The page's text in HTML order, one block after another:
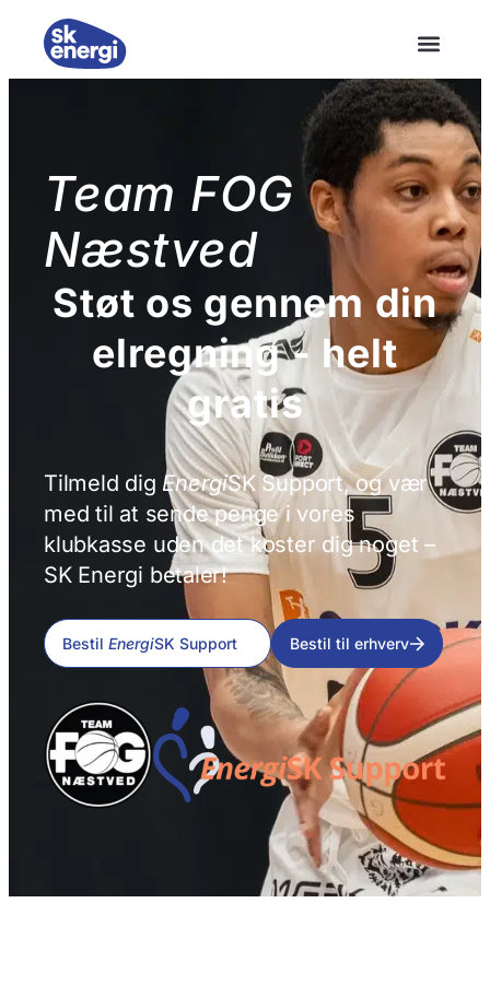
Team FOG
Næstved
Støt os gennem din
elregning - helt
gratis
Tilmeld dig EnergiSK Support, og vær
med til at sende penge i vores
klubkasse uden det koster dig noget –
SK Energi betaler!
Bestil EnergiSK Support Bestil til erhverv